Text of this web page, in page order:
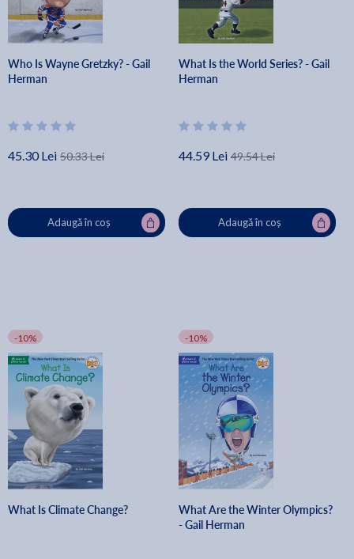
Who Is Wayne Gretzky? - Gail
Herman
45.30 Lei 50.33 Lei
Adaugă în coș
What Is the World Series? - Gail
Herman
44.59 Lei 49.54 Lei
Adaugă în coș
-10%
What Is Climate Change?
-10%
What Are the Winter Olympics?
- Gail Herman